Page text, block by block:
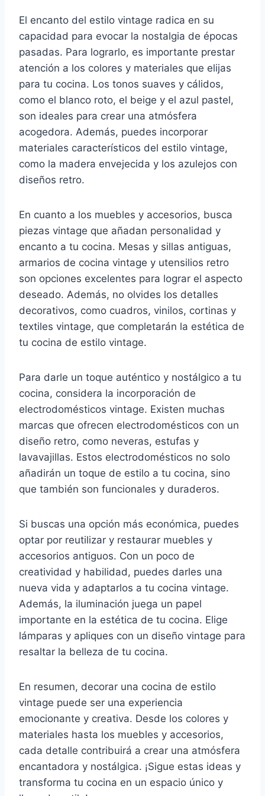
El encanto del estilo vintage radica en su
capacidad para evocar la nostalgia de épocas
pasadas. Para lograrlo, es importante prestar
atención a los colores y materiales que elijas
para tu cocina. Los tonos suaves y cálidos,
como el blanco roto, el beige y el azul pastel,
son ideales para crear una atmósfera
acogedora. Además, puedes incorporar
materiales característicos del estilo vintage,
como la madera envejecida y los azulejos con
diseños retro.
En cuanto a los muebles y accesorios, busca
piezas vintage que añadan personalidad y
encanto a tu cocina. Mesas y sillas antiguas,
armarios de cocina vintage y utensilios retro
son opciones excelentes para lograr el aspecto
deseado. Además, no olvides los detalles
decorativos, como cuadros, vinilos, cortinas y
textiles vintage, que completarán la estética de
tu cocina de estilo vintage.
Para darle un toque auténtico y nostálgico a tu
cocina, considera la incorporación de
electrodomésticos vintage. Existen muchas
marcas que ofrecen electrodomésticos con un
diseño retro, como neveras, estufas y
lavavajillas. Estos electrodomésticos no solo
añadirán un toque de estilo a tu cocina, sino
que también son funcionales y duraderos.
Si buscas una opción más económica, puedes
optar por reutilizar y restaurar muebles y
accesorios antiguos. Con un poco de
creatividad y habilidad, puedes darles una
nueva vida y adaptarlos a tu cocina vintage.
Además, la iluminación juega un papel
importante en la estética de tu cocina. Elige
lámparas y apliques con un diseño vintage para
resaltar la belleza de tu cocina.
En resumen, decorar una cocina de estilo
vintage puede ser una experiencia
emocionante y creativa. Desde los colores y
materiales hasta los muebles y accesorios,
cada detalle contribuirá a crear una atmósfera
encantadora y nostálgica. ¡Sigue estas ideas y
transforma tu cocina en un espacio único y